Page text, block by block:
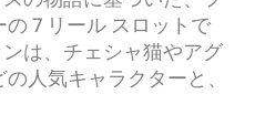
7 リール スロットで
は、チェシャ猫やアグ
人気キャラクターと、